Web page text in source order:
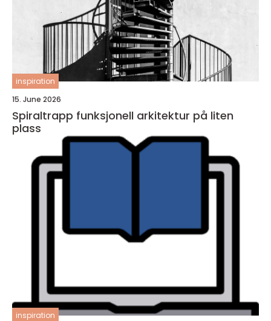
inspiration
15. June 2026
Spiraltrapp funksjonell arkitektur på liten
plass
inspiration